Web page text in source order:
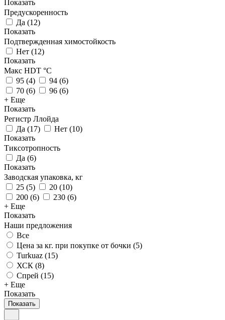
Показать
Предускоренность
Да (12)
Показать
Подтвержденная химостойкость
Нет (12)
Показать
Макс HDT °С
95 (4) 94 (6)
70 (6) 96 (6)
+ Еще
Показать
Регистр Ллойда
Да (17) Нет (10)
Показать
Тиксотропность
Да (6)
Показать
Заводская упаковка, кг
25 (5) 20 (10)
200 (6) 230 (6)
+ Еще
Показать
Наши предложения
Все
Цена за кг. при покупке от бочки (5)
Turkuaz (15)
ХСК (8)
Спрей (15)
+ Еще
Показать
Показать